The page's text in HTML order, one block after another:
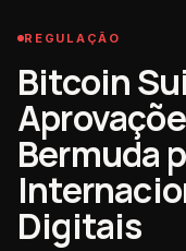
REGULAÇÃO
Bitcoin
Bermuda
Digitais